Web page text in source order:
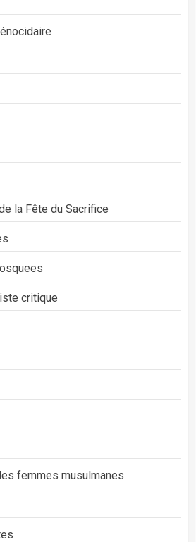
la Fête du Sacrifice
critique
femmes musulmanes